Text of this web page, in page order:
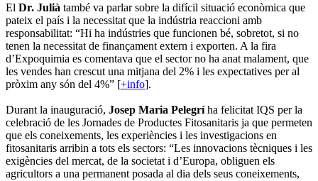
El Dr. Julià també va parlar sobre la difícil situació econòmica que
pateix el país i la necessitat que la indústria reaccioni amb
responsabilitat: “Hi ha indústries que funcionen bé, sobretot, si no
tenen la necessitat de finançament extern i exporten. A la fira
d’Expoquimia es comentava que el sector no ha anat malament, que
les vendes han crescut una mitjana del 2% i les expectatives per al
pròxim any són del 4%” [+info].
Durant la inauguració, Josep Maria Pelegríha felicitat IQS per la
celebració de les Jornades de Productes Fitosanitaris ja que permeten
que els coneixements, les experiències i les investigacions en
fitosanitaris arribin a tots els sectors: “Les innovacions tècniques i les
exigències del mercat, de la societat i d’Europa, obliguen els
agricultors a una permanent posada al dia dels seus coneixements,